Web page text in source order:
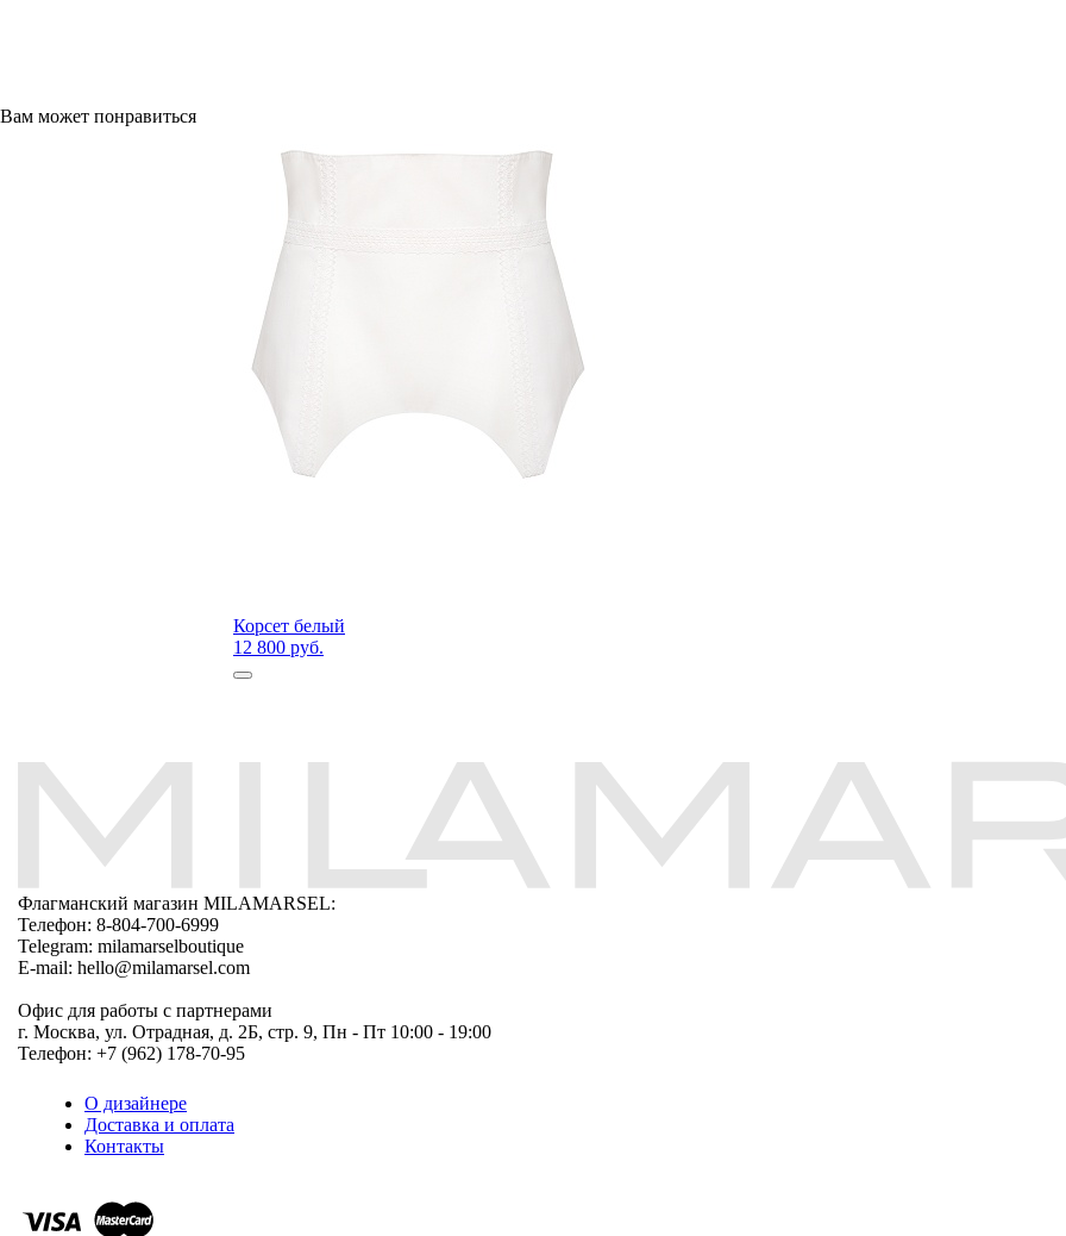
Вам может понравиться
Корсет белый
12 800 руб.
Флагманский магазин MILAMARSEL:
Телефон: 8-804-700-6999
Telegram: milamarselboutique
E-mail: hello@milamarsel.com
Офис для работы с партнерами
г. Москва, ул. Отрадная, д. 2Б, стр. 9, Пн - Пт 10:00 - 19:00
Телефон: +7 (962) 178-70-95
О дизайнере
Доставка и оплата
Контакты